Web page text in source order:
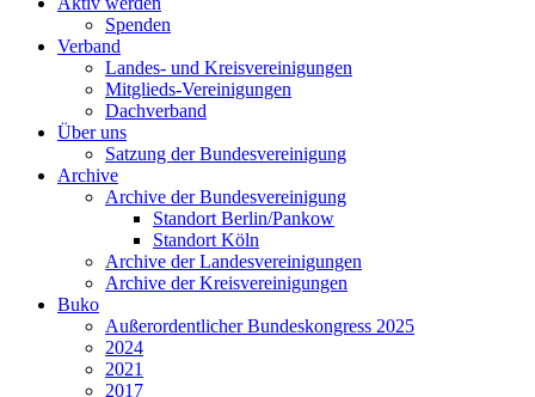
Spenden
Verband
Landes- und Kreisvereinigungen
Mitglieds-Vereinigungen
Dachverband
Über uns
Satzung der Bundesvereinigung
Archive
Archive der Bundesvereinigung
Standort Berlin/Pankow
Standort Köln
Archive der Landesvereinigungen
Archive der Kreisvereinigungen
Buko
Außerordentlicher Bundeskongress 2025
2024
2021
2017